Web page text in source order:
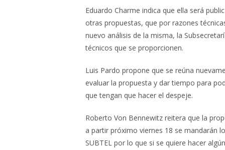
Eduardo Charme indica que ella será
otras propuestas, que por razones
nuevo análisis de la misma, la
técnicos que se proporcionen.
Luis Pardo propone que se reúna
evaluar la propuesta y dar tiempo para
que tengan que hacer el despeje.
Roberto Von Bennewitz reitera que la
a partir próximo viernes 18 se mandarán
SUBTEL por lo que si se quiere hacer